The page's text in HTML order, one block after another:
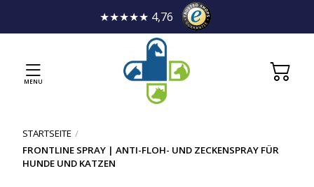
★★★★★ 4,76
MENU
STARTSEITE /
FRONTLINE SPRAY | ANTI-FLOH- UND ZECKENSPRAY FÜR
HUNDE UND KATZEN